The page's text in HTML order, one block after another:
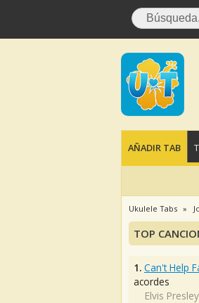
AÑADIR TAB
Ukulele Tabs
TOP
1. Can't Help
acordes
Elvis Presley